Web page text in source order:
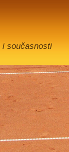
současnosti